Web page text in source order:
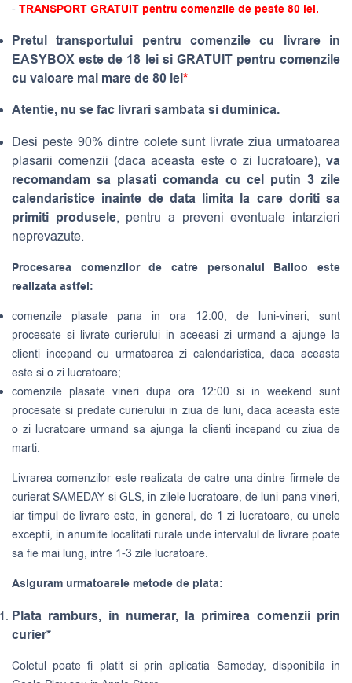
- TRANSPORT GRATUIT pentru comenzile de peste 80 lei.
Pretul transportului pentru comenzile cu livrare in
EASYBOX este de 18 lei si GRATUIT pentru comenzile
cu valoare mai mare de 80 lei*
Atentie, nu se fac livrari sambata si duminica.
Desi peste 90% dintre colete sunt livrate ziua urmatoarea
plasarii comenzii (daca aceasta este o zi lucratoare), va
recomandam sa plasati comanda cu cel putin 3 zile
calendaristice inainte de data limita la care doriti sa
primiti produsele, pentru a preveni eventuale intarzieri
neprevazute.
Procesarea comenzilor de catre personalul Balloo este
realizata astfel:
comenzile plasate pana in ora 12:00, de luni-vineri, sunt
procesate si livrate curierului in aceeasi zi urmand a ajunge la
clienti incepand cu urmatoarea zi calendaristica, daca aceasta
este si o zi lucratoare;
comenzile plasate vineri dupa ora 12:00 si in weekend sunt
procesate si predate curierului in ziua de luni, daca aceasta este
o zi lucratoare urmand sa ajunga la clienti incepand cu ziua de
marti.
Livrarea comenzilor este realizata de catre una dintre firmele de
curieratSAMEDAY si GLS, in zilele lucratoare, de luni pana vineri,
iar timpul de livrare este, in general, de 1 zi lucratoare, cu unele
exceptii, in anumite localitati rurale unde intervalul de livrare poate
sa fie mai lung, intre 1-3 zile lucratoare.
Asiguram urmatoarele metode de plata:
Plata ramburs, in numerar, la primirea comenzii prin
curier*
Coletul poate fi platit si prin aplicatia Sameday, disponibila in